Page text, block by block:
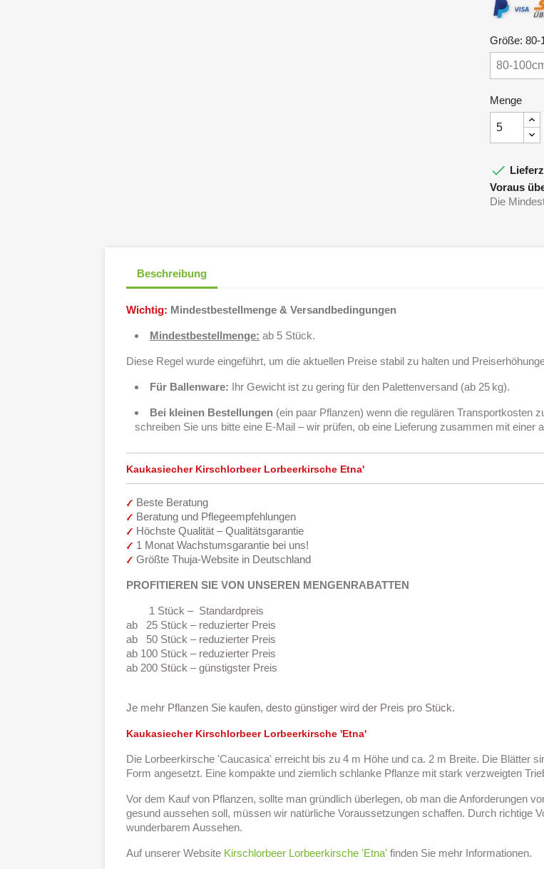
Größe: 80-
Menge

Voraus
Die
Beschreibung
Wichtig: Mindestbestellmenge & Versandbedingungen
Mindestbestellmenge: ab 5 Stück.
Diese Regel wurde eingeführt, um die aktuellen Preise stabil zu halten und
Für Ballenware: Ihr Gewicht ist zu gering für den Palettenversand (ab 25 kg).
Bei kleinen Bestellungen (ein paar Pflanzen) wenn die regulären Transportkosten
schreiben Sie uns bitte eine E-Mail – wir prüfen, ob eine Lieferung zusammen mit
Kaukasiecher Kirschlorbeer Lorbeerkirsche Etna'
Beste Beratung
Beratung und Pflegeempfehlungen
Höchste Qualität – Qualitätsgarantie
1 Monat Wachstumsgarantie bei uns!
Größte Thuja-Website in Deutschland
PROFITIEREN SIE VON UNSEREN MENGENRABATTEN
1 Stück – Standardpreis
ab 25 Stück – reduzierter Preis
ab 50 Stück – reduzierter Preis
ab 100 Stück – reduzierter Preis
ab 200 Stück – günstigster Preis
Je mehr Pflanzen Sie kaufen, desto günstiger wird der Preis pro Stück.
Kaukasiecher Kirschlorbeer Lorbeerkirsche 'Etna'
Die Lorbeerkirsche 'Caucasica' erreicht bis zu 4 m Höhe und ca. 2 m Breite. Die Blätter
Form angesetzt. Eine kompakte und ziemlich schlanke Pflanze mit stark verzweigten
Vor dem Kauf von Pflanzen, sollte man gründlich überlegen, ob man die Anforderungen
gesund aussehen soll, müssen wir natürliche Voraussetzungen schaffen. Durch richtige
wunderbarem Aussehen.
Auf unserer Website Kirschlorbeer Lorbeerkirsche 'Etna' finden Sie mehr Informationen.